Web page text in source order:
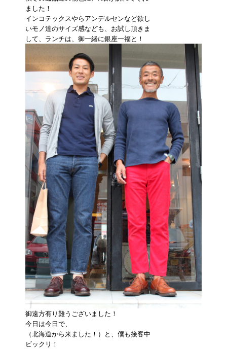
ました！
インコテックスやらアンデルセンなど欲し
いモノ達のサイズ感なども、お試し頂きま
して、ランチは、御一緒に銀座一福と！
御遠方有り難うございました！
今日は今日で、
（北海道から来ました！）と、僕も接客中
ビックリ！